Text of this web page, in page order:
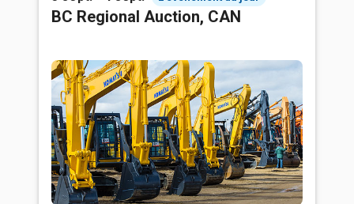
BC Regional Auction, CAN